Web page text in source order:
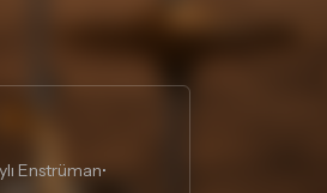
Enstrüman•